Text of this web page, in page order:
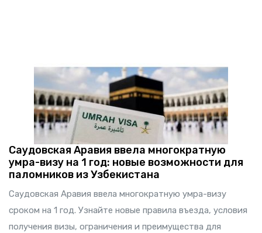
Саудовская Аравия ввела многократную
умра-визу на 1 год: новые возможности для
паломников из Узбекистана
Саудовская Аравия ввела многократную умра-визу
сроком на 1 год. Узнайте новые правила въезда, условия
получения визы, ограничения и преимущества для